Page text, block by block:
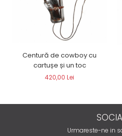
Centură de cowboy cu
cartușe și un toc
420,00 Lei
Urmareste-ne in